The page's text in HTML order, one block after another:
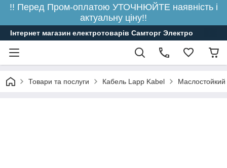
!! Перед Пром-оплатою УТОЧНЮЙТЕ наявність і
актуальну ціну!!
Інтернет магазин електротоварів Самторг Электро
Товари та послуги Кабель Lapp Kabel Маслостойкий